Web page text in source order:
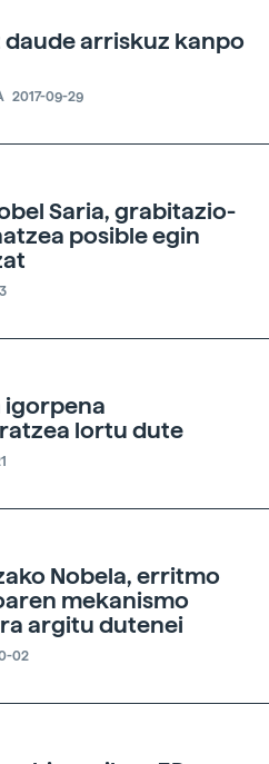
daude arriskuz kanpo
2017-09-29
Saria, grabitazio-
posible egin
igorpena
lortu dute
Nobela, erritmo
mekanismo
argitu dutenei
02